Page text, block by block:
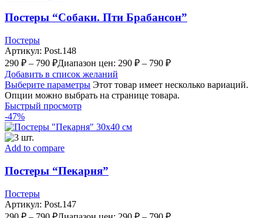
Постеры “Собаки. Пти Брабансон”
Постеры
Артикул: Post.148
290 ₽ – 790 ₽Диапазон цен: 290 ₽ – 790 ₽
Добавить в список желаний
Выберите параметры Этот товар имеет несколько вариаций.
Опции можно выбрать на странице товара.
Быстрый просмотр
-47%
Add to compare
Постеры “Пекарня”
Постеры
Артикул: Post.147